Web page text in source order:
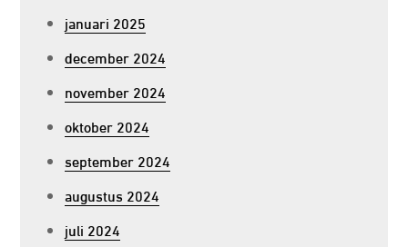
januari 2025
december 2024
november 2024
oktober 2024
september 2024
augustus 2024
juli 2024